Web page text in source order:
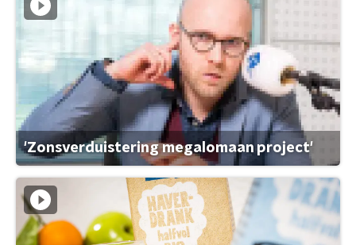
'Zonsverduistering megalomaan project'